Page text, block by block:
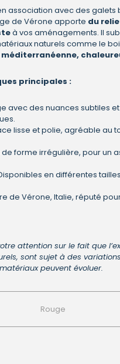
association avec des galets
de Vérone apporte du
à vos aménagements. Il
naturels comme le
méditerranéenne,
principales :
avec des nuances subtiles
lisse et polie, agréable au
de forme irrégulière, pour un
en différentes
de Vérone, Italie, réputé
attention sur le fait que
sont sujet à des
peuvent évoluer.
Rouge